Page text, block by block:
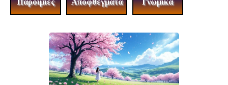
Παροιμίες Αποφθέγματα Γνωμικά